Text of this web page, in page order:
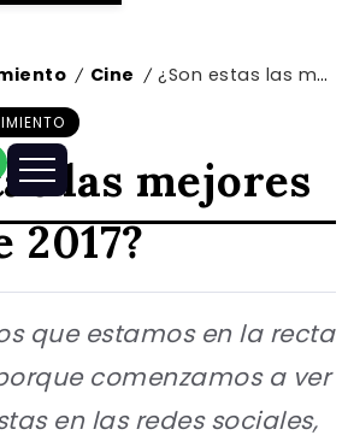
/ Cine / ¿Son estas las mejores series de 2017?
las mejores
2017?
que estamos en la recta
comenzamos a ver
en las redes sociales,